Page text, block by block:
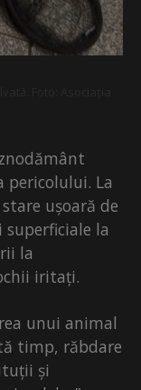
pericolului. La
ușoară de
la
la
iritați.
unui animal
timp, răbdare
și